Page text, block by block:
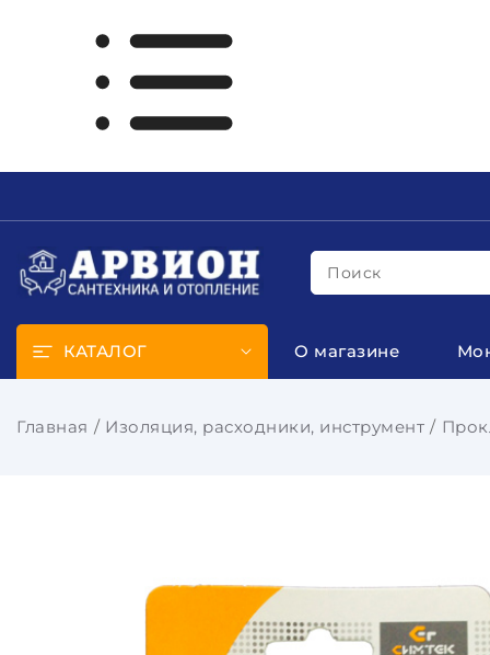
Поиск
КАТАЛОГ О магазине
Главная Изоляция, расходники, инструмент